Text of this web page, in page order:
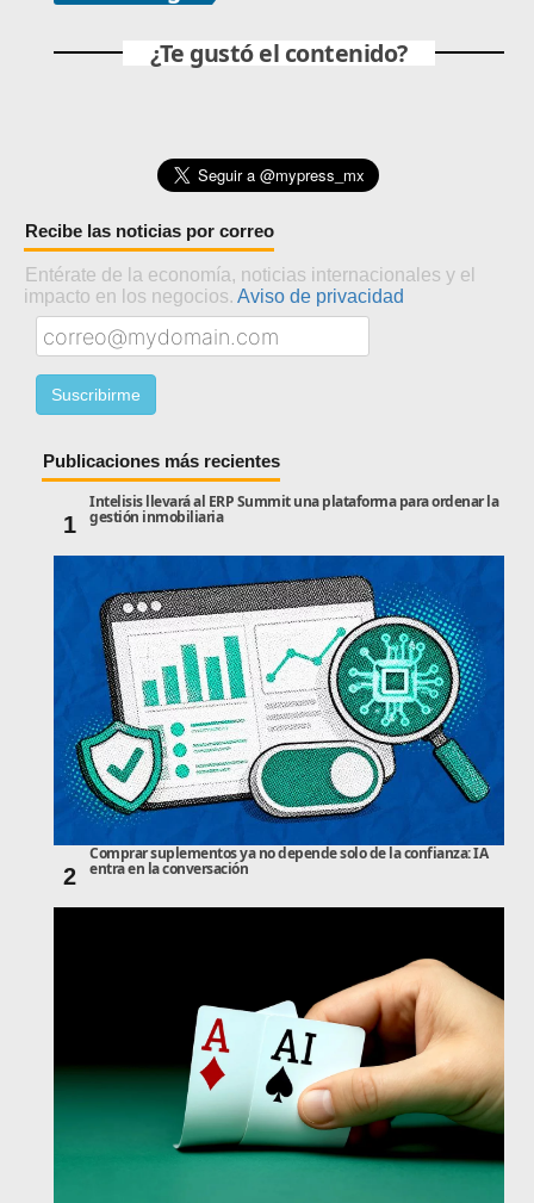
¿Te gustó el contenido?
Recibe las noticias por correo
Entérate de la economía, noticias internacionales y el
impacto en los negocios. Aviso de privacidad
Publicaciones más recientes
1
Intelisis llevará al ERP Summit una plataforma para ordenar la
gestión inmobiliaria
2
Comprar suplementos ya no depende solo de la confianza: IA
entra en la conversación